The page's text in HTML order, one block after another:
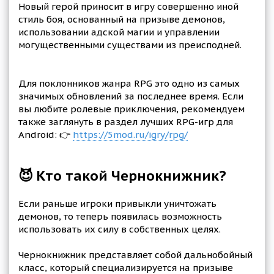
Новый герой приносит в игру совершенно иной
стиль боя, основанный на призыве демонов,
использовании адской магии и управлении
могущественными существами из преисподней.
Для поклонников жанра RPG это одно из самых
значимых обновлений за последнее время. Если
вы любите ролевые приключения, рекомендуем
также заглянуть в раздел лучших RPG-игр для
Android: 👉 https://5mod.ru/igry/rpg/
😈 Кто такой Чернокнижник?
Если раньше игроки привыкли уничтожать
демонов, то теперь появилась возможность
использовать их силу в собственных целях.
Чернокнижник представляет собой дальнобойный
класс, который специализируется на призыве